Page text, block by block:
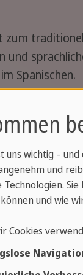
zum
und
Spanischen.
Wörter
(Öl)
ist es
uns wichtig –
und
Technologien.
und wie
Cookies